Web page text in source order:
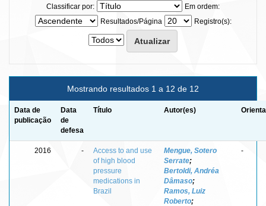
Classificar por:
Em ordem:
Resultados/Página
Registro(s):
Mostrando resultados 1 a 12 de 12
Data de
publicação
Data
de
defesa
Título Autor(es)
2016 -
Access to and use
of high blood
pressure
medications in
Brazil
Mengue, Sotero
Serrate;
Bertoldi, Andréa
Dâmaso;
Ramos, Luiz
Roberto;
-